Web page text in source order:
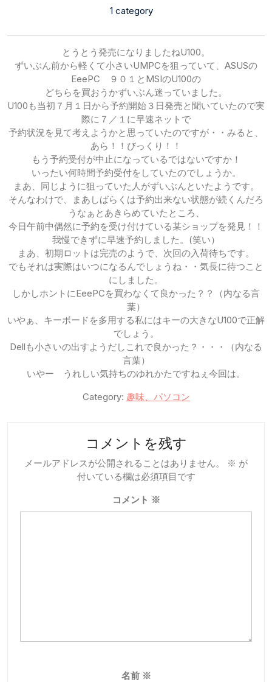
1 category
とうとう発売になりましたねU100。
ずいぶん前から軽くて小さいUMPCを狙っていて、ASUSの
EeePC ９０１とMSIのU100の
どちらを買おうかずいぶん迷っていました。
U100も当初７月１日から予約開始３日発売と聞いていたので実
際に７／１に早速ネットで
予約状況を見て考えようかと思っていたのですが・・みると、
あら！！びっくり！！
もう予約受付が中止になっているではないですか！
いったい何時間予約受付をしていたのでしょうか。
まあ、同じように狙っていた人がずいぶんといたようです。
そんなわけで、まあしばらくは予約出来ない状態が続くんだろ
うなぁとあきらめていたところ、
今日午前中偶然に予約を受け付けている某ショップを発見！！
我慢できずに早速予約しました。(笑い）
まあ、初期ロットは完売のようで、次回の入荷待ちです。
でもそれは実際はいつになるんでしょうね・・気長に待つこと
にしました。
しかしホントにEeePCを買わなくて良かった？？（内なる言
葉）
いやぁ、キーボードを多用する私にはキーの大きなU100で正解
でしょう。
Dellも小さいの出すようだしこれで良かった？・・・（内なる
言葉）
いやー うれしい気持ちのゆれかたですねぇ今回は。
Category: 趣味、パソコン
コメントを残す
メールアドレスが公開されることはありません。 ※ が
付いている欄は必須項目です
コメント ※
名前 ※